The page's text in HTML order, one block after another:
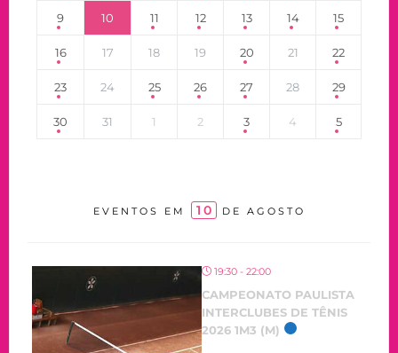
9 10 11 12 13 14 15
16 17 18 19 20 21 22
23 24 25 26 27 28 29
30 31 1 2 3 4 5
EVENTOS EM 10 DE AGOSTO
19:30 - 22:00
CAMPEONATO PAULISTA
INTERCLUBES DE TÊNIS
2026 1M3 (M)